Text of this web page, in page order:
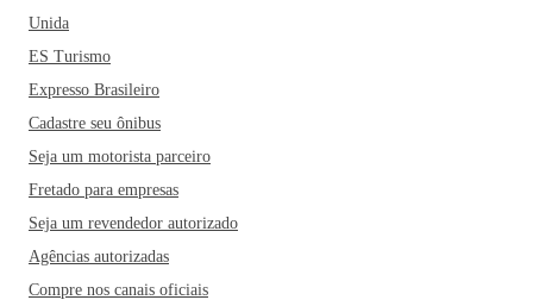
Unida
ES Turismo
Expresso Brasileiro
Cadastre seu ônibus
Seja um motorista parceiro
Fretado para empresas
Seja um revendedor autorizado
Agências autorizadas
Compre nos canais oficiais